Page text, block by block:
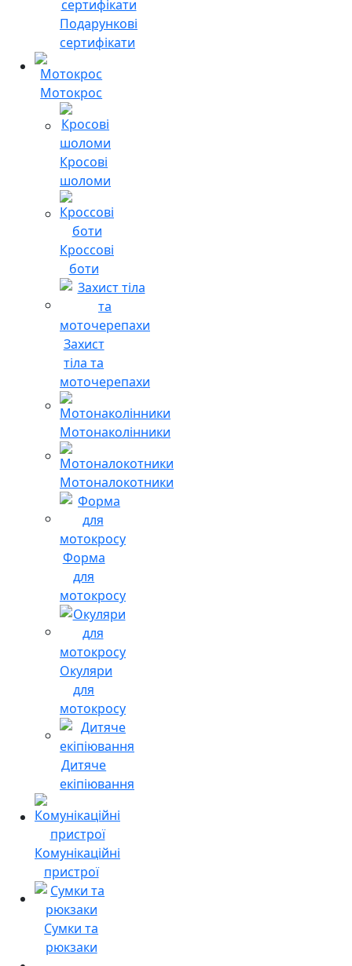
Подарункові
сертифікати
Мотокрос
Кросові
шоломи
Кроссові
боти
Захист
тіла та
моточерепахи
Мотонаколінники
Мотоналокотники
Форма
для
мотокросу
Окуляри
для
мотокросу
Дитяче
екіпіювання
Комунікаційні
пристрої
Сумки та
рюкзаки